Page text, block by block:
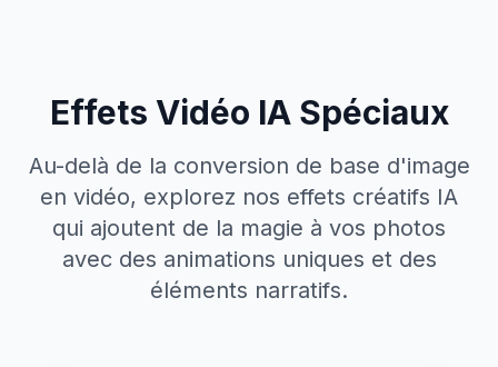
Effets Vidéo IA Spéciaux
Au-delà de la conversion de base d'image
en vidéo, explorez nos effets créatifs IA
qui ajoutent de la magie à vos photos
avec des animations uniques et des
éléments narratifs.